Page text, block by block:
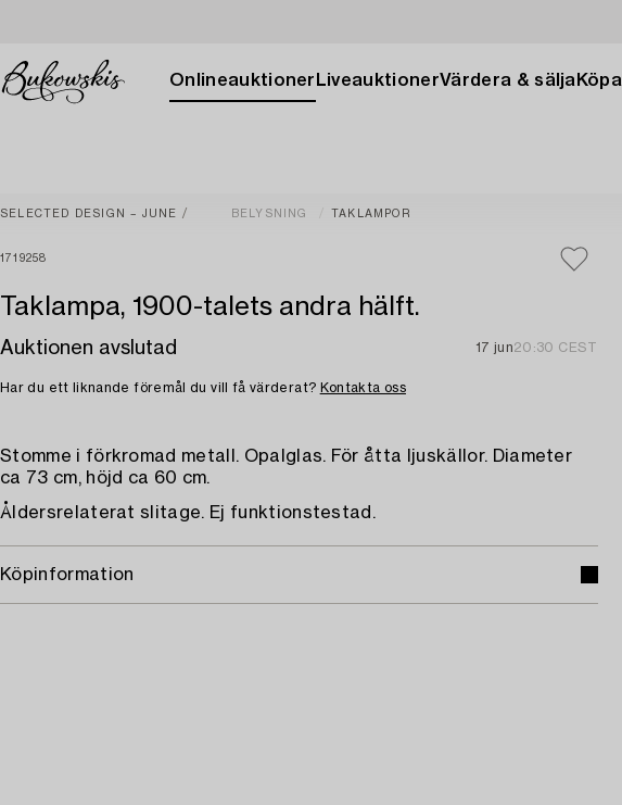
Onlineauktioner LiveauktionerVärdera & sälja Köpa
SELECTED DESIGN – JUNE BELYSNING TAKLAMPOR
1719258
Taklampa, 1900-talets andra hälft.
Auktionen avslutad 17 jun20:30 CEST
Har du ett liknande föremål du vill få värderat? Kontakta oss
Stomme i förkromad metall. Opalglas. För åtta ljuskällor. Diameter
ca 73 cm, höjd ca 60 cm.
Åldersrelaterat slitage. Ej funktionstestad.
Köpinformation